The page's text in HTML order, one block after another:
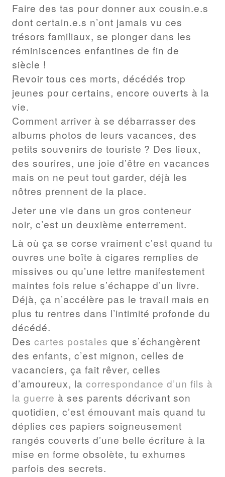
Faire des tas pour donner aux cousin.e.s
dont certain.e.s n’ont jamais vu ces
trésors familiaux, se plonger dans les
réminiscences enfantines de fin de
siècle !
Revoir tous ces morts, décédés trop
jeunes pour certains, encore ouverts à la
vie.
Comment arriver à se débarrasser des
albums photos de leurs vacances, des
petits souvenirs de touriste ? Des lieux,
des sourires, une joie d’être en vacances
mais on ne peut tout garder, déjà les
nôtres prennent de la place.
Jeter une vie dans un gros conteneur
noir, c’est un deuxième enterrement.
Là où ça se corse vraiment c’est quand tu
ouvres une boîte à cigares remplies de
missives ou qu’une lettre manifestement
maintes fois relue s’échappe d’un livre.
Déjà, ça n’accélère pas le travail mais en
plus tu rentres dans l’intimité profonde du
décédé.
Des cartes postales que s’échangèrent
des enfants, c’est mignon, celles de
vacanciers, ça fait rêver, celles
d’amoureux, la correspondance d’un fils à
la guerre à ses parents décrivant son
quotidien, c’est émouvant mais quand tu
déplies ces papiers soigneusement
rangés couverts d’une belle écriture à la
mise en forme obsolète, tu exhumes
parfois des secrets.